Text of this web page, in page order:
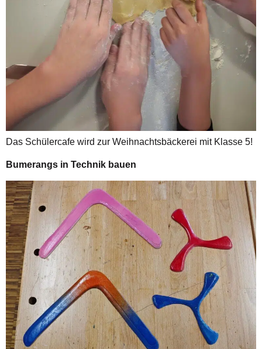
Das Schülercafe wird zur Weihnachtsbäckerei mit Klasse 5!
Bumerangs in Technik bauen